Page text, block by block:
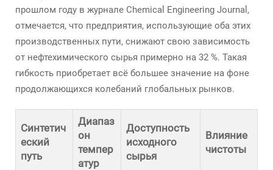
прошлом году в журнале Chemical Engineering Journal,
отмечается, что предприятия, использующие оба этих
производственных пути, снижают свою зависимость
от нефтехимического сырья примерно на 32 %. Такая
гибкость приобретает всё большее значение на фоне
продолжающихся колебаний глобальных рынков.
Синтетич
еский
путь
Диапаз
он
темпер
атур
Доступность
исходного
сырья
Влияние
чистоты